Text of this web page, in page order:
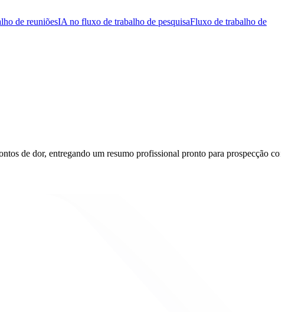
de reuniõesIA no fluxo de trabalho de pesquisaFluxo de trabalho de
de dor, entregando um resumo profissional pronto para prospecção